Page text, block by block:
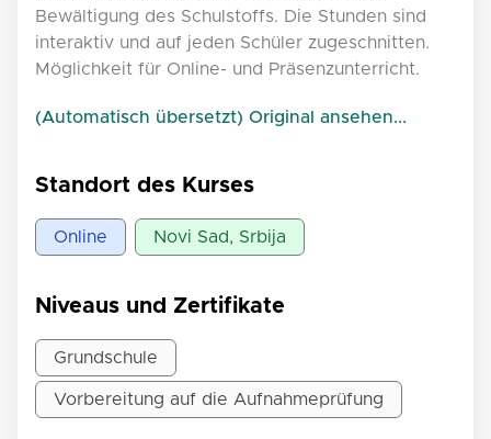
Bewältigung des Schulstoffs. Die Stunden sind
interaktiv und auf jeden Schüler zugeschnitten.
Möglichkeit für Online- und Präsenzunterricht.
(Automatisch übersetzt) Original ansehen...
Standort des Kurses
Online Novi Sad, Srbija
Niveaus und Zertifikate
Grundschule
Vorbereitung auf die Aufnahmeprüfung